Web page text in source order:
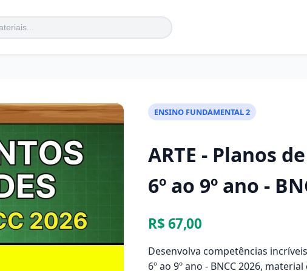
ENSINO FUNDAMENTAL 2
ARTE - Planos
6º ao 9º ano -
R$ 67,00
Desenvolva competências
6º ao 9º ano - BNCC 2026,